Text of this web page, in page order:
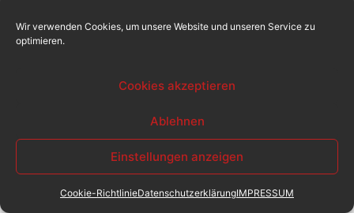
Wir verwenden Cookies, um unsere Website und unseren Service zu
optimieren.
Cookies akzeptieren
Ablehnen
Einstellungen anzeigen
Cookie-RichtlinieDatenschutzerklärungIMPRESSUM